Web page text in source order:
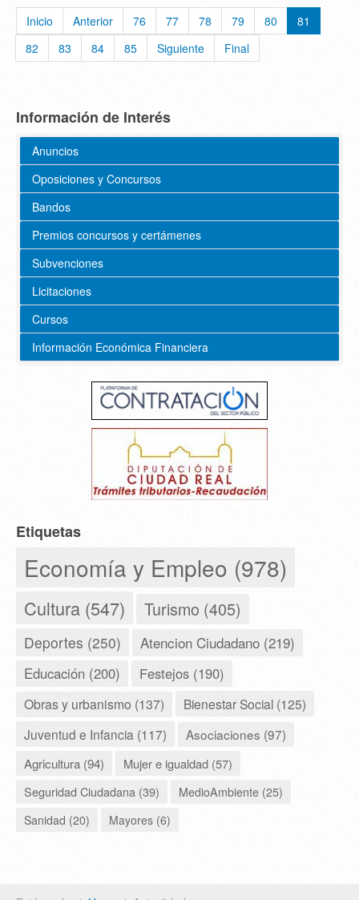
Inicio Anterior 76 77 78 79 80
81
82
83 84 85 Siguiente Final
Información de Interés
Anuncios
Oposiciones y Concursos
Bandos
Premios concursos y certámenes
Subvenciones
Licitaciones
Cursos
Información Económica Financiera
Etiquetas
Economía y Empleo (978)
Cultura (547) Turismo (405)
Deportes (250) Atencion Ciudadano (219)
Educación (200) Festejos (190)
Obras y urbanismo (137)
Bienestar Social (125)
Juventud e Infancia (117)
Asociaciones (97)
Agricultura (94)
Mujer e igualdad (57)
Seguridad Ciudadana (39)
MedioAmbiente (25)
Sanidad (20)
Mayores (6)